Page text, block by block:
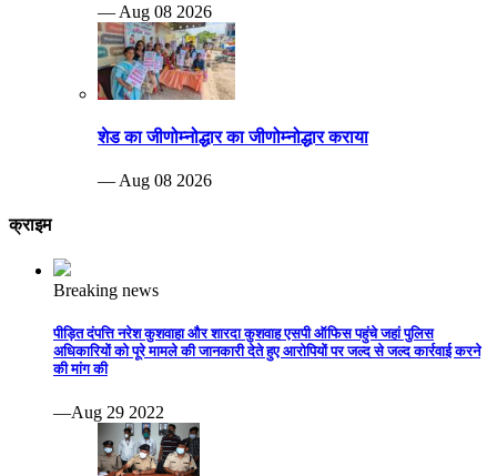
— Aug 08 2026
शेड का जीणोम्नोद्धार का जीणोम्नोद्धार कराया
— Aug 08 2026
क्राइम
Breaking news
पीड़ित दंपत्ति नरेश कुशवाहा और शारदा कुशवाह एसपी ऑफिस पहुंचे जहां पुलिस
अधिकारियों को पूरे मामले की जानकारी देते हुए आरोपियों पर जल्द से जल्द कार्रवाई करने
की मांग की
—Aug 29 2022